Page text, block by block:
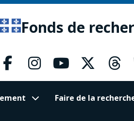
Fonds de
Faire de la